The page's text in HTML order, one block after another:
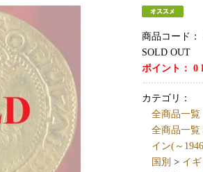
商品コード：
SOLD OUT
ポイント： 0
カテゴリ：
全商品一覧
全商品一覧
イン(～
国別 > イ